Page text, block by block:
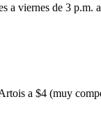
viernes de 3 p.m.
a $4 (muy